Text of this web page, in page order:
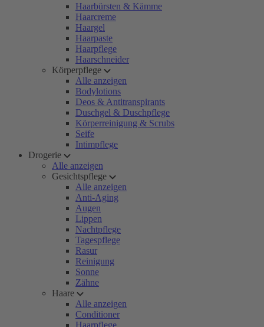
Haarbürsten & Kämme
Haarcreme
Haargel
Haarpaste
Haarpflege
Haarschneider
Körperpflege
Alle anzeigen
Bodylotions
Deos & Antitranspirants
Duschgel & Duschpflege
Körperreinigung & Scrubs
Seife
Intimpflege
Drogerie
Alle anzeigen
Gesichtspflege
Alle anzeigen
Anti-Aging
Augen
Lippen
Nachtpflege
Tagespflege
Rasur
Reinigung
Sonne
Zähne
Haare
Alle anzeigen
Conditioner
Haarpflege